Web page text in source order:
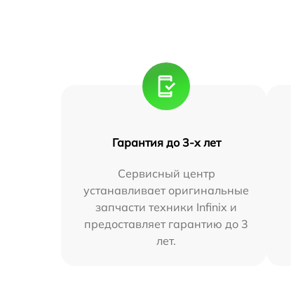
Гарантия до 3-х лет
Сервисный центр
устанавливает оригинальные
запчасти техники Infinix и
предоставляет гарантию до 3
лет.